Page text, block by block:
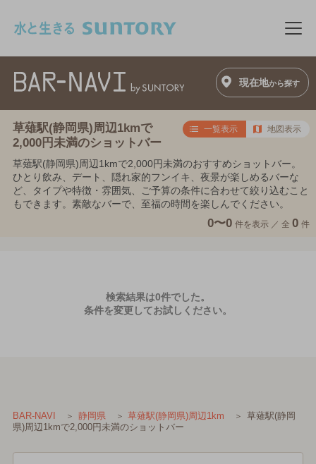
メ
現在地から探す
草薙駅(静岡県)周辺1kmで
2,000円未満のショットバー
一覧表示 地図表示
草薙駅(静岡県)周辺1kmで2,000円未満のおすすめショットバー。
ひとり飲み、デート、隠れ家的フンイキ、夜景が楽しめるバーな
ど、タイプや特徴・雰囲気、ご予算の条件に合わせて絞り込むこと
もできます。素敵なバーで、至福の時間を楽しんでください。
0〜0 件を表示 ／ 全 0 件
検索結果は0件でした。
条件を変更してお試しください。
BAR-NAVI 静岡県 草薙駅(静岡県)周辺1km
草薙駅(静岡
県)周辺1kmで2,000円未満のショットバー